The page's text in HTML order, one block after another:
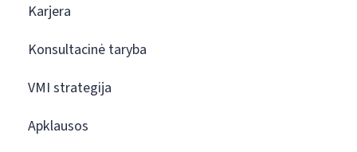
Karjera
Konsultacinė taryba
VMI strategija
Apklausos